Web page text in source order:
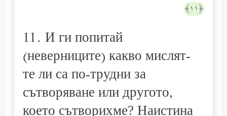
﴿١١﴾
11. И ги попитай
(неверниците) какво мислят-
те ли са по-трудни за
сътворяване или другото,